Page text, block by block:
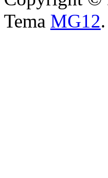
Tema MG12